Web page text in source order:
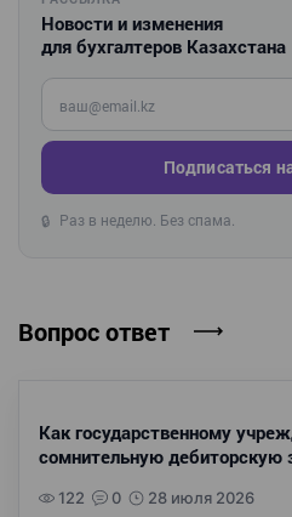
Новости и изменения
для бухгалтеров Казахстана
Введите ваш e-mail
Подписаться
🔒 Раз в неделю. Без спама.
Вопрос ответ
Как государственному
сомнительную дебиторскую
122 0 28 июля 2026